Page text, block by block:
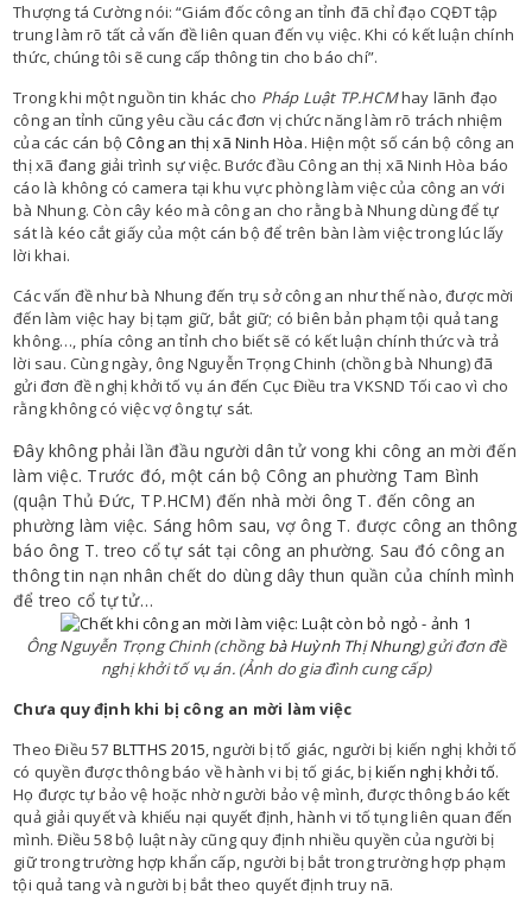
Thượng tá Cường nói: “Giám đốc công an tỉnh đã chỉ đạo CQĐT tập
trung làm rõ tất cả vấn đề liên quan đến vụ việc. Khi có kết luận chính
thức, chúng tôi sẽ cung cấp thông tin cho báo chí”.
Trong khi một nguồn tin khác cho Pháp Luật TP.HCMhay lãnh đạo
công an tỉnh cũng yêu cầu các đơn vị chức năng làm rõ trách nhiệm
của các cán bộCông an thị xã Ninh Hòa. Hiện một số cán bộ công an
thị xã đang giải trình sự việc. Bước đầu Công an thị xã Ninh Hòa báo
cáo là không có camera tại khu vực phòng làm việc của công an với
bà Nhung. Còn cây kéo mà công an cho rằng bà Nhung dùng để tự
sát là kéo cắt giấy của một cán bộ để trên bàn làm việc trong lúc lấy
lời khai.
Các vấn đề như bà Nhung đến trụ sở công an như thế nào, được mời
đến làm việc hay bị tạm giữ, bắt giữ; có biên bản phạm tội quả tang
không…, phía công an tỉnh cho biết sẽ có kết luận chính thức và trả
lời sau. Cùng ngày, ông Nguyễn Trọng Chinh (chồng bà Nhung) đã
gửi đơn đề nghị khởi tố vụ án đến Cục Điều tra VKSND Tối cao vì cho
rằng không có việc vợ ông tự sát.
Đây không phải lần đầu người dân tử vong khi công an mời đến
làm việc. Trước đó, một cán bộ Công an phường Tam Bình
(quận Thủ Đức, TP.HCM) đến nhà mời ông T. đến công an
phường làm việc. Sáng hôm sau, vợ ông T. được công an thông
báo ông T. treo cổ tự sát tại công an phường. Sau đó công an
thông tin nạn nhân chết do dùng dây thun quần của chính mình
để treo cổ tự tử…
Ông Nguyễn Trọng Chinh (chồngbà Huỳnh Thị Nhung) gửi đơn đề
nghị khởi tố vụ án. (Ảnh do gia đình cung cấp)
Chưa quy định khi bị công an mời làm việc
Theo Điều 57 BLTTHS 2015, người bị tố giác, người bị kiến nghị khởi tố
có quyền được thông báo về hành vi bị tố giác, bịkiến nghị khởi tố.
Họ được tự bảo vệ hoặc nhờ người bảo vệ mình, được thông báo kết
quả giải quyết và khiếu nại quyết định, hành vi tố tụng liên quan đến
mình. Điều 58 bộ luật này cũng quy định nhiều quyền của người bị
giữ trong trường hợp khẩn cấp, người bị bắt trong trường hợp phạm
tội quả tang và người bị bắt theo quyết định truy nã.